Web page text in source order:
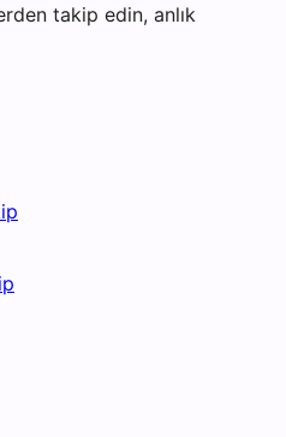
takip edin, anlık